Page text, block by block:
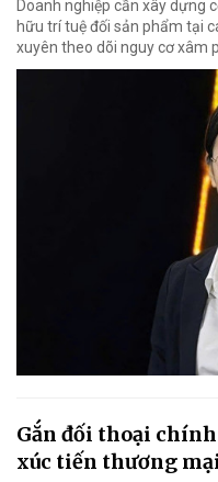
Doanh nghiệp cần xây dựng
hữu trí tuệ đối sản phẩm tại
xuyên theo dõi nguy cơ xâm
Gắn đối thoại
xúc tiến thương